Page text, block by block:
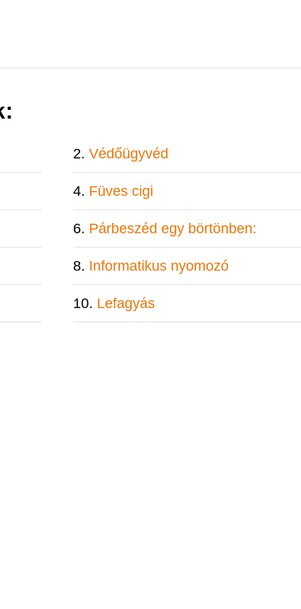
Védőügyvéd
Füves cigi
Párbeszéd egy börtönben:
Informatikus nyomozó
Lefagyás